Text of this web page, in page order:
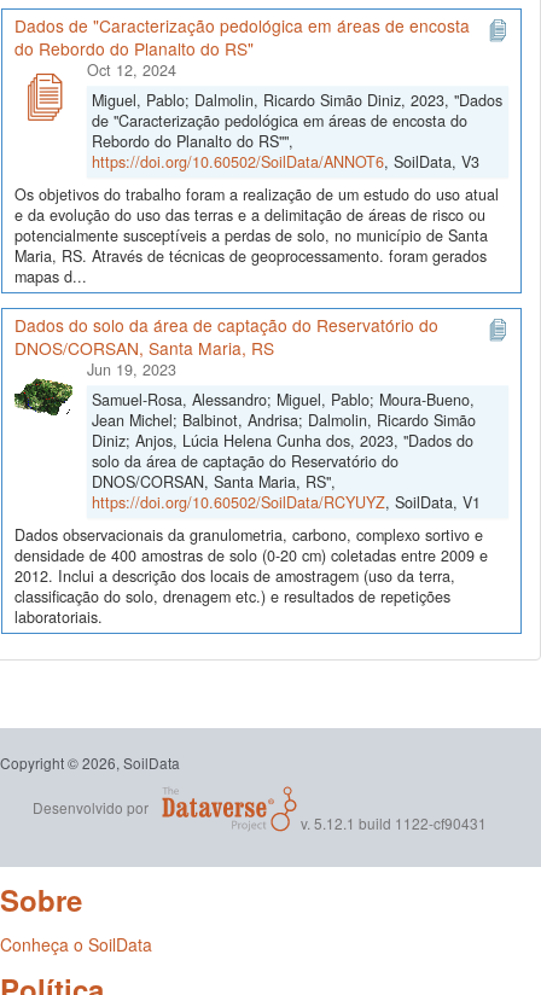
Dados de "Caracterização pedológica em áreas de encosta
do Rebordo do Planalto do RS"
Oct 12, 2024
Miguel, Pablo; Dalmolin, Ricardo Simão Diniz, 2023, "Dados
de "Caracterização pedológica em áreas de encosta do
Rebordo do Planalto do RS"",
https://doi.org/10.60502/SoilData/ANNOT6, SoilData, V3
Os objetivos do trabalho foram a realização de um estudo do uso atual
e da evolução do uso das terras e a delimitação de áreas de risco ou
potencialmente susceptíveis a perdas de solo, no município de Santa
Maria, RS. Através de técnicas de geoprocessamento. foram gerados
mapas d...
Dados do solo da área de captação do Reservatório do
DNOS/CORSAN, Santa Maria, RS
Jun 19, 2023
Samuel-Rosa, Alessandro; Miguel, Pablo; Moura-Bueno,
Jean Michel; Balbinot, Andrisa; Dalmolin, Ricardo Simão
Diniz; Anjos, Lúcia Helena Cunha dos, 2023, "Dados do
solo da área de captação do Reservatório do
DNOS/CORSAN, Santa Maria, RS",
https://doi.org/10.60502/SoilData/RCYUYZ, SoilData, V1
Dados observacionais da granulometria, carbono, complexo sortivo e
densidade de 400 amostras de solo (0-20 cm) coletadas entre 2009 e
2012. Inclui a descrição dos locais de amostragem (uso da terra,
classificação do solo, drenagem etc.) e resultados de repetições
laboratoriais.
Copyright © 2026, SoilData
Desenvolvido por
v. 5.12.1 build 1122-cf90431
Sobre
Conheça o SoilData